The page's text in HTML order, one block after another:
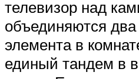
телевизор над
объединяются
элемента в
единый тандем в